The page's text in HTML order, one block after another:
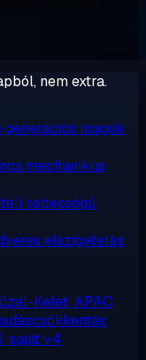
nem extra.
generációs magok
mechanikus
sebességű
elszigetelés
Kelet, APAC
saját v4